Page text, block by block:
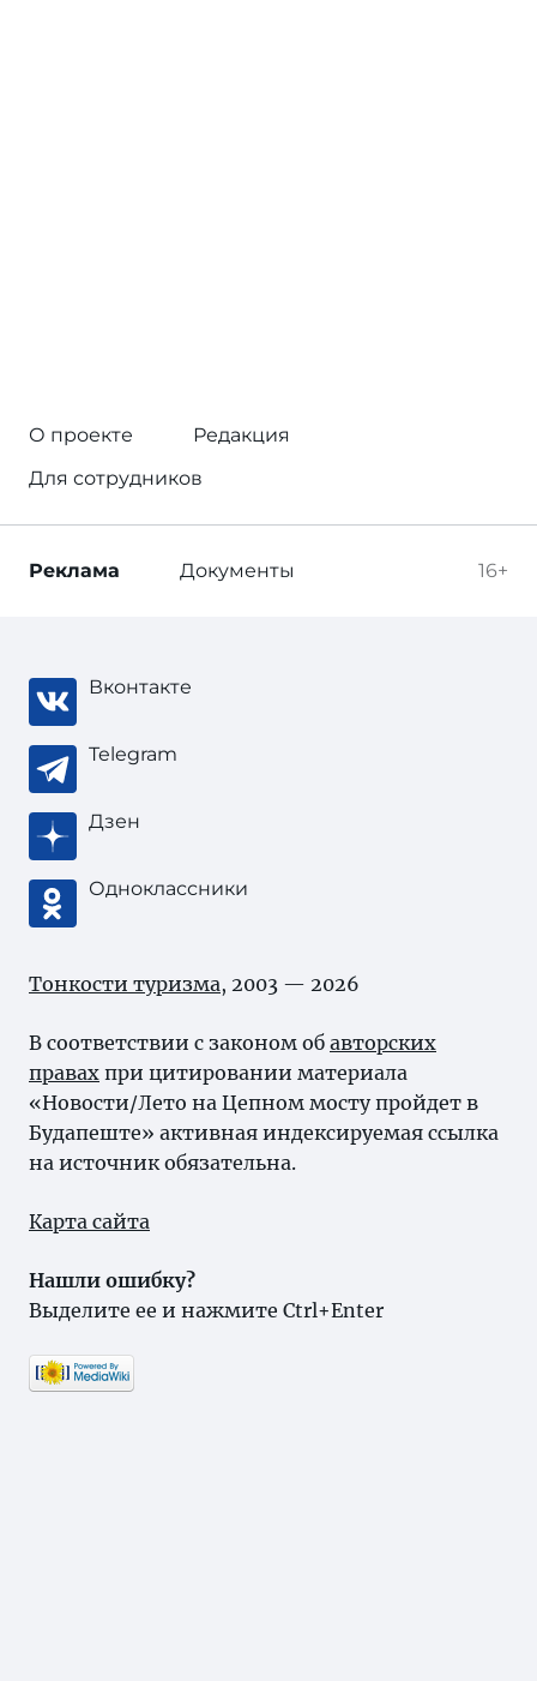
О проекте
Редакция
Для сотрудников
16+
Реклама Документы
Вконтакте
Telegram
Дзен
Одноклассники
Тонкости туризма, 2003 — 2026
В соответствии с законом об авторских
правах при цитировании материала
«Новости/Лето на Цепном мосту пройдет в
Будапеште» активная индексируемая ссылка
на источник обязательна.
Карта сайта
Нашли ошибку?
Выделите ее и нажмите Ctrl+Enter